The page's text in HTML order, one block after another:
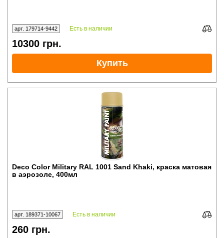
арт. 179714-9442 Есть в наличии
10300 грн.
Купить
Deco Color Military RAL 1001 Sand Khaki, краска матовая
в аэрозоле, 400мл
арт. 189371-10067 Есть в наличии
260 грн.